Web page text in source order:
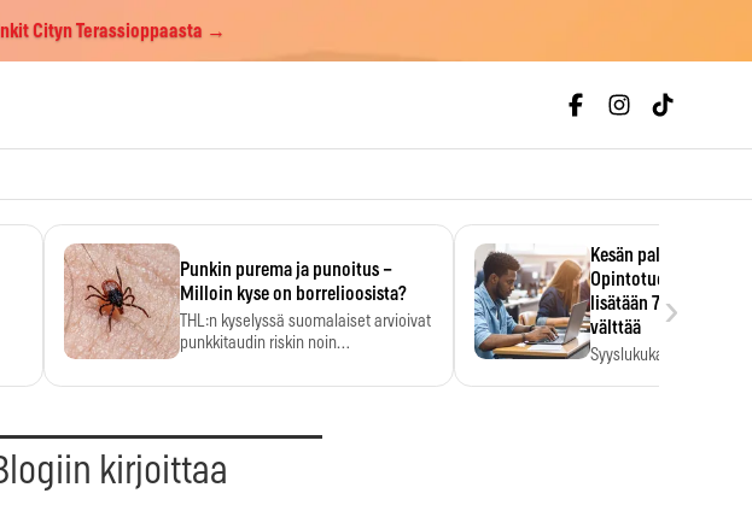
Cityn Terassioppaasta →
Punkin purema ja punoitus –
Milloin kyse on borrelioosista?
THL:n kyselyssä suomalaiset arvioivat
punkkitaudin riskin noin
Kesän palkka
Opintotuen
lisätään 7,5
välttää
Syyslukukauden
›
kirjoittaa